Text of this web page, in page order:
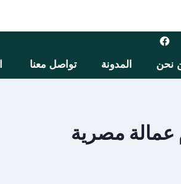
نحن المدونة تواصل معنا
عمالة مصرية